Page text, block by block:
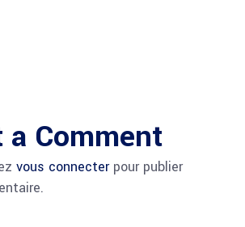
a Comment
vous connecterpour publier